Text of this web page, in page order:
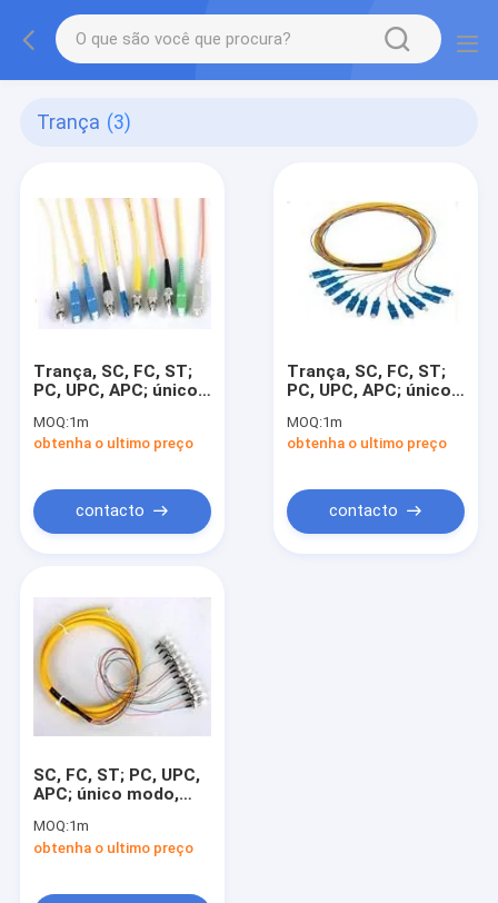
Trança (3)
Trança, SC, FC, ST;
PC, UPC, APC; único
MOQ:1m
obtenha o ultimo preço
contacto
Trança, SC, FC, ST;
PC, UPC, APC; único
MOQ:1m
obtenha o ultimo preço
contacto
SC, FC, ST; PC, UPC,
APC; único modo,
MOQ:1m
obtenha o ultimo preço